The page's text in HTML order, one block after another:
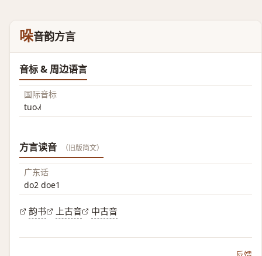
哚音韵方言
音标 & 周边语言
国际音标
tuo˨˩˦
方言读音 （旧版简文）
广东话
do2 doe1
韵书 上古音 中古音